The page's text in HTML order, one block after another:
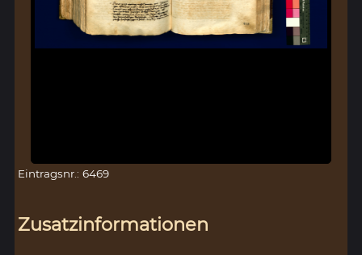
Eintragsnr.: 6469
Zusatzinformationen